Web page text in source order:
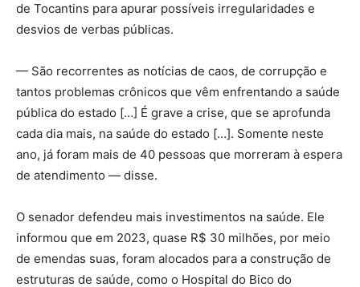
de Tocantins para apurar possíveis irregularidades e
desvios de verbas públicas.
— São recorrentes as notícias de caos, de corrupção e
tantos problemas crônicos que vêm enfrentando a saúde
pública do estado […] É grave a crise, que se aprofunda
cada dia mais, na saúde do estado […]. Somente neste
ano, já foram mais de 40 pessoas que morreram à espera
de atendimento — disse.
O senador defendeu mais investimentos na saúde. Ele
informou que em 2023, quase R$ 30 milhões, por meio
de emendas suas, foram alocados para a construção de
estruturas de saúde, como o Hospital do Bico do